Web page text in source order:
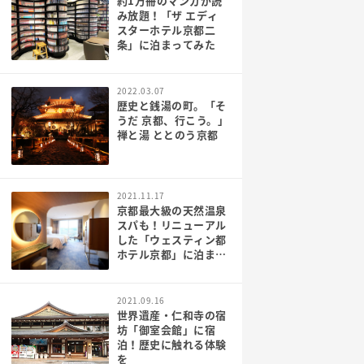
み放題！「ザ エディ
スターホテル京都二
条」に泊まってみた
2022.03.07
歴史と銭湯の町。「そ
うだ 京都、行こう。」
禅と湯 ととのう京都
2021.11.17
京都最大級の天然温泉
スパも！リニューアル
した「ウェスティン都
ホテル京都」に泊まっ
2021.09.16
世界遺産・仁和寺の宿
坊「御室会館」に宿
泊！歴史に触れる体験
を